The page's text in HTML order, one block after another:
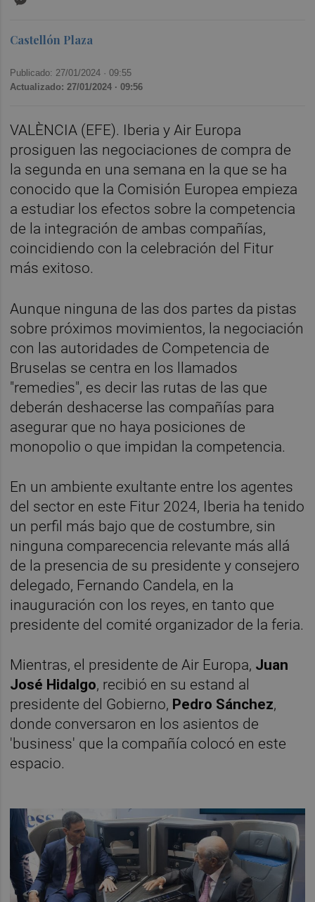
Castellón Plaza
Publicado: 27/01/2024 ·09:55
Actualizado: 27/01/2024 · 09:56
VALÈNCIA (EFE). Iberia y Air Europa
prosiguen las negociaciones de compra de
la segunda en una semana en la que se ha
conocido que la Comisión Europea empieza
a estudiar los efectos sobre la competencia
de la integración de ambas compañías,
coincidiendo con la celebración del Fitur
más exitoso.
Aunque ninguna de las dos partes da pistas
sobre próximos movimientos, la negociación
con las autoridades de Competencia de
Bruselas se centra en los llamados
"remedies", es decir las rutas de las que
deberán deshacerse las compañías para
asegurar que no haya posiciones de
monopolio o que impidan la competencia.
En un ambiente exultante entre los agentes
del sector en este Fitur 2024, Iberia ha tenido
un perfil más bajo que de costumbre, sin
ninguna comparecencia relevante más allá
de la presencia de su presidente y consejero
delegado, Fernando Candela, en la
inauguración con los reyes, en tanto que
presidente del comité organizador de la feria.
Mientras, el presidente de Air Europa, Juan
José Hidalgo, recibió en su estand al
presidente del Gobierno, Pedro Sánchez,
donde conversaron en los asientos de
'business' que la compañía colocó en este
espacio.